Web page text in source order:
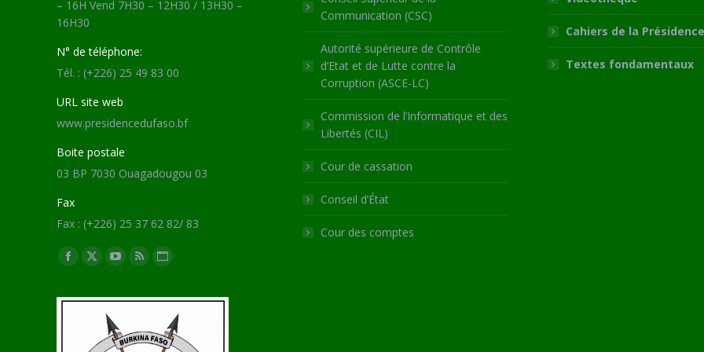
– 16H Vend 7H30 – 12H30 / 13H30 –
16H30
N° de téléphone:
Tél. : (+226) 25 49 83 00
URL site web
www.presidencedufaso.bf
Boite postale
03 BP 7030 Ouagadougou 03
Fax
Fax : (+226) 25 37 62 82/ 83
Trouvez nous sur :
Facebook
opens
X
opens
new
YouTube
opens
in
new
RSS
opens
new
Site
page
opens
in
Communication (CSC)
Autorité supérieure de Contrôle
d’Etat et de Lutte contre la
Corruption (ASCE-LC)
Commission de l’Informatique et des
Libertés (CIL)
Cour de cassation
Conseil d’État
Cour des comptes
Cahiers de la Présidence
Textes fondamentaux